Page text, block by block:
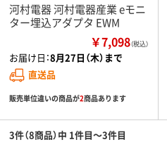
河村電器 河村電器産業 eモニ
ター埋込アダプタ EWM
￥7,098（税込）
お届け日：8月27日（木）まで
直送品
販売単位違いの商品が2商品あります
3件（8商品）中 1件目～3件目